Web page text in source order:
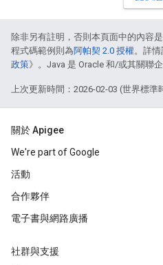
除非另有註明，否則本頁面中的內容
程式碼範例則為阿帕契 2.0 授權。詳
政策》。Java 是 Oracle 和/或其關聯
上次更新時間：2026-02-03 (世界標準
關於 Apigee
We're part of Google
活動
合作夥伴
電子書與網路廣播
社群與支援